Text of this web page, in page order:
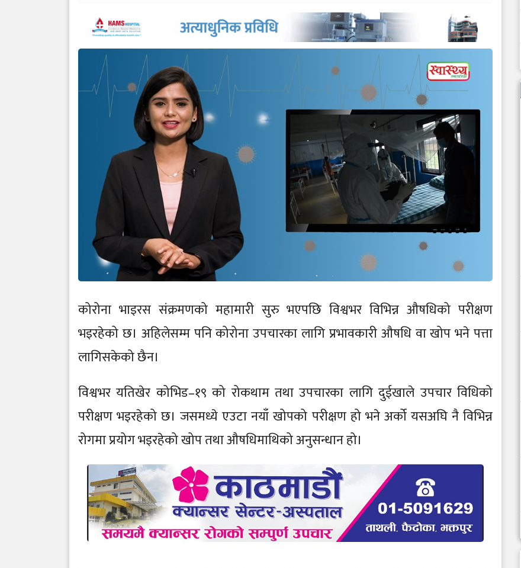
कोरोना भाइरस संक्रमणको महामारी सुरु भएपछि विश्वभर विभिन्न औषधिको परीक्षण
भइरहेको छ। अहिलेसम्म पनि कोरोना उपचारका लागि प्रभावकारी औषधि वा खोप भने पत्ता
लागिसकेको छैन।
विश्वभर यतिखेर कोभिड–१९ को रोकथाम तथा उपचारका लागि दुईखाले उपचार विधिको
परीक्षण भइरहेको छ। जसमध्ये एउटा नयाँ खोपको परीक्षण हो भने अर्को यसअघि नै विभिन्न
रोगमा प्रयोग भइरहेको खोप तथा औषधिमाथिको अनुसन्धान हो।